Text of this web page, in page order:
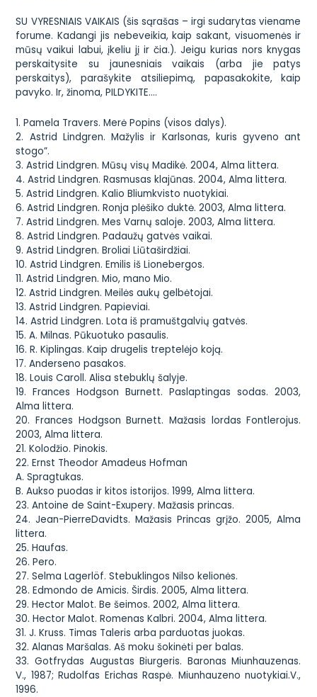
SU VYRESNIAIS VAIKAIS (šis sąrašas – irgi sudarytas viename
forume. Kadangi jis nebeveikia, kaip sakant, visuomenės ir
mūsų vaikui labui, įkeliu jį ir čia.). Jeigu kurias nors knygas
perskaitysite su jaunesniais vaikais (arba jie patys
perskaitys), parašykite atsiliepimą, papasakokite, kaip
pavyko. Ir, žinoma, PILDYKITE….
1. Pamela Travers. Merė Popins (visos dalys).
2. Astrid Lindgren. Mažylis ir Karlsonas, kuris gyveno ant
stogo”.
3. Astrid Lindgren. Mūsų visų Madikė. 2004, Alma littera.
4. Astrid Lindgren. Rasmusas klajūnas. 2004, Alma littera.
5. Astrid Lindgren. Kalio Bliumkvisto nuotykiai.
6. Astrid Lindgren. Ronja plėšiko duktė. 2003, Alma littera.
7. Astrid Lindgren. Mes Varnų saloje. 2003, Alma littera.
8. Astrid Lindgren. Padaužų gatvės vaikai.
9. Astrid Lindgren. Broliai Liūtaširdžiai.
10. Astrid Lindgren. Emilis iš Lionebergos.
11. Astrid Lindgren. Mio, mano Mio.
12. Astrid Lindgren. Meilės aukų gelbėtojai.
13. Astrid Lindgren. Papieviai.
14. Astrid Lindgren. Lota iš pramuštgalvių gatvės.
15. A. Milnas. Pūkuotuko pasaulis.
16. R. Kiplingas. Kaip drugelis treptelėjo koją.
17. Anderseno pasakos.
18. Louis Caroll. Alisa stebuklų šalyje.
19. Frances Hodgson Burnett. Paslaptingas sodas. 2003,
Alma littera.
20. Frances Hodgson Burnett. Mažasis lordas Fontlerojus.
2003, Alma littera.
21. Kolodžio. Pinokis.
22. Ernst Theodor Amadeus Hofman
A. Spragtukas.
B. Aukso puodas ir kitos istorijos. 1999, Alma littera.
23. Antoine de Saint-Exupery. Mažasis princas.
24. Jean-PierreDavidts. Mažasis Princas grįžo. 2005, Alma
littera.
25. Haufas.
26. Pero.
27. Selma Lagerlöf. Stebuklingos Nilso kelionės.
28. Edmondo de Amicis. Širdis. 2005, Alma littera.
29. Hector Malot. Be šeimos. 2002, Alma littera.
30. Hector Malot. Romenas Kalbri. 2004, Alma littera.
31. J. Kruss. Timas Taleris arba parduotas juokas.
32. Alanas Maršalas. Aš moku šokinėti per balas.
33. Gotfrydas Augustas Biurgeris. Baronas Miunhauzenas.
V., 1987; Rudolfas Erichas Raspė. Miunhauzeno nuotykiai.V.,
1996.